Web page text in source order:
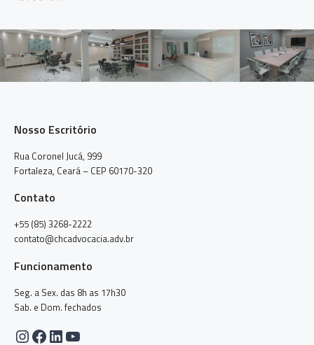
Nosso Escritório
Rua Coronel Jucá, 999
Fortaleza, Ceará – CEP 60170-320
Contato
+55 (85) 3268-2222
contato@chcadvocacia.adv.br
Funcionamento
Seg. a Sex. das 8h as 17h30
Sab. e Dom. fechados
Instagram
Facebook
LinkedIn
Youtube